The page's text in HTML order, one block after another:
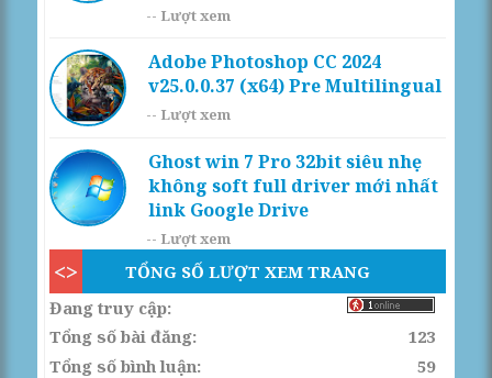
-- Lượt xem
Adobe Photoshop CC 2024
v25.0.0.37 (x64) Pre Multilingual
-- Lượt xem
Ghost win 7 Pro 32bit siêu nhẹ
không soft full driver mới nhất
link Google Drive
-- Lượt xem
TỔNG SỐ LƯỢT XEM TRANG
Đang truy cập:
Tổng số bài đăng:
123
Tổng số bình luận:
59